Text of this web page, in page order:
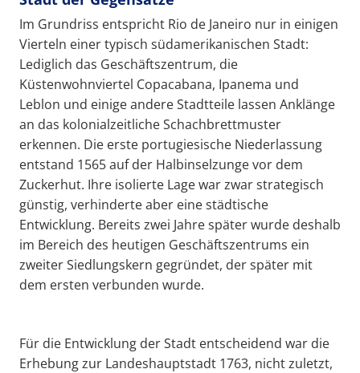
Im Grundriss entspricht Rio de Janeiro nur in einigen
Vierteln einer typisch südamerikanischen Stadt:
Lediglich das Geschäftszentrum, die
Küstenwohnviertel Copacabana, Ipanema und
Leblon und einige andere Stadtteile lassen Anklänge
an das kolonialzeitliche Schachbrettmuster
erkennen. Die erste portugiesische Niederlassung
entstand 1565 auf der Halbinselzunge vor dem
Zuckerhut. Ihre isolierte Lage war zwar strategisch
günstig, verhinderte aber eine städtische
Entwicklung. Bereits zwei Jahre später wurde deshalb
im Bereich des heutigen Geschäftszentrums ein
zweiter Siedlungskern gegründet, der später mit
dem ersten verbunden wurde.
Für die Entwicklung der Stadt entscheidend war die
Erhebung zur Landeshauptstadt 1763, nicht zuletzt,